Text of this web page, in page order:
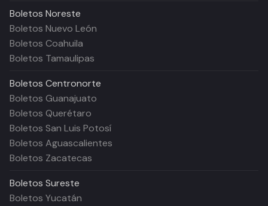
Boletos Noreste
Boletos Nuevo León
Boletos Coahuila
Boletos Tamaulipas
Boletos Centronorte
Boletos Guanajuato
Boletos Querétaro
Boletos San Luis Potosí
Boletos Aguascalientes
Boletos Zacatecas
Boletos Sureste
Boletos Yucatán